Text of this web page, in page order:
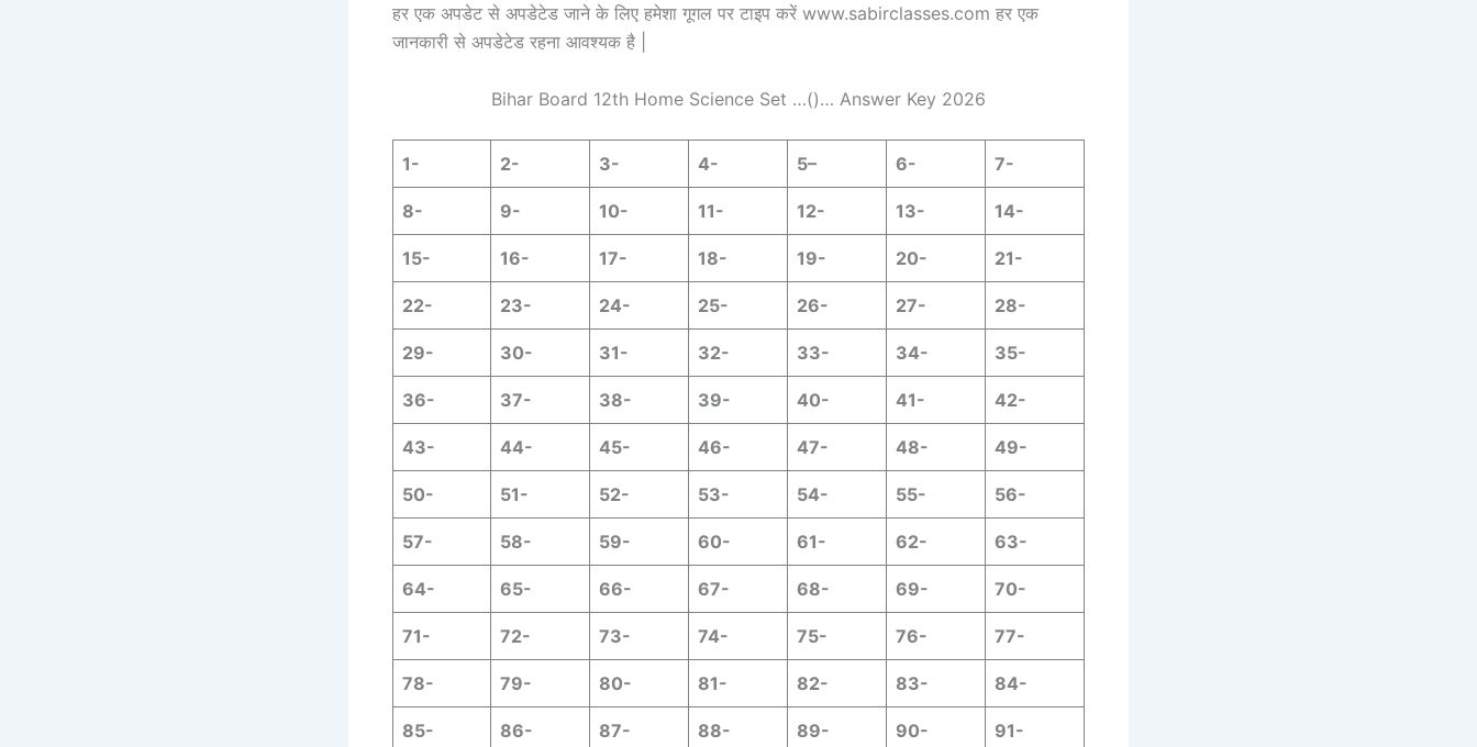
हर एक अपडेट से अपडेटेड जाने के लिए हमेशा गूगल पर टाइप करें www.sabirclasses.com हर एक
जानकारी से अपडेटेड रहना आवश्यक है |
Bihar Board 12th Home Science Set …()… Answer Key 2026
1- 2- 3- 4- 5– 6- 7-
8- 9- 10- 11- 12- 13- 14-
15- 16- 17- 18- 19- 20- 21-
22- 23- 24- 25- 26- 27- 28-
29- 30- 31- 32- 33- 34- 35-
36- 37- 38- 39- 40- 41- 42-
43- 44- 45- 46- 47- 48- 49-
50- 51- 52- 53- 54- 55- 56-
57- 58- 59- 60- 61- 62- 63-
64- 65- 66- 67- 68- 69- 70-
71- 72- 73- 74- 75- 76- 77-
78- 79- 80- 81- 82- 83- 84-
85- 86- 87- 88- 89- 90- 91-